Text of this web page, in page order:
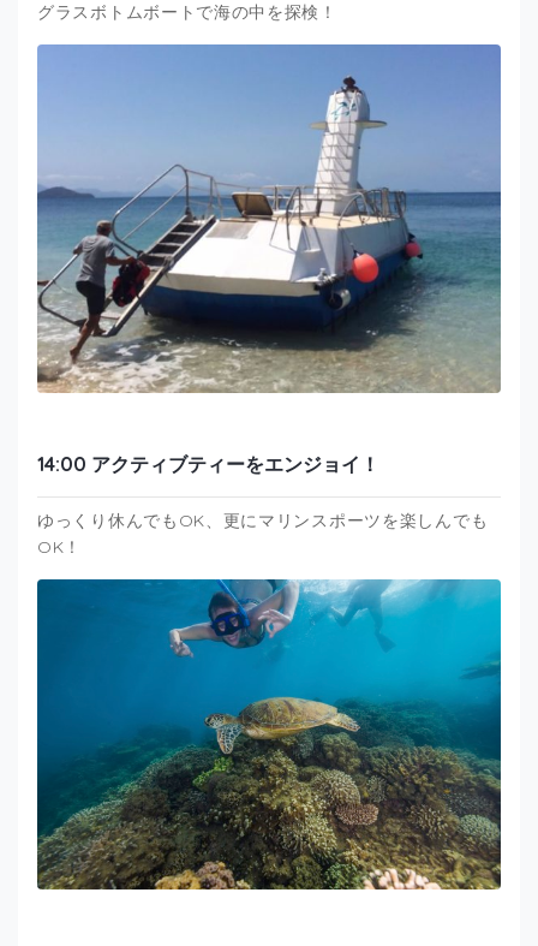
グラスボトムボートで海の中を探検！
14:00 アクティブティーをエンジョイ！
ゆっくり休んでもOK、更にマリンスポーツを楽しんでも
OK！